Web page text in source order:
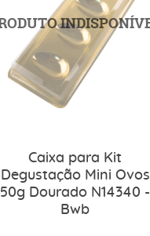
Caixa para Kit
Degustação Mini Ovos
50g Dourado N14340 -
Bwb